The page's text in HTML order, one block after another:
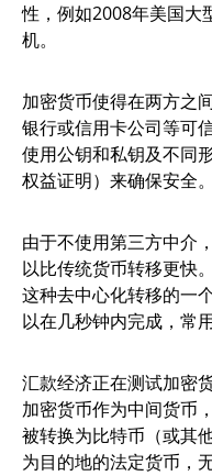
性，例如2008年美国大
机。
加密货币使得在两方之
银行或信用卡公司等可
使用公钥和私钥及不同
权益证明）来确保安全。
由于不使用第三方中介
以比传统货币转移更快
这种去中心化转移的一
以在几秒钟内完成，常
汇款经济正在测试加密
加密货币作为中间货币
被转换为比特币（或其
为目的地的法定货币，